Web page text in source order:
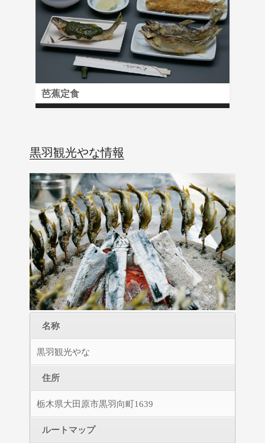
芭蕉定食
黒羽観光やな情報
名称
黒羽観光やな
住所
栃木県大田原市黒羽向町1639
ルートマップ